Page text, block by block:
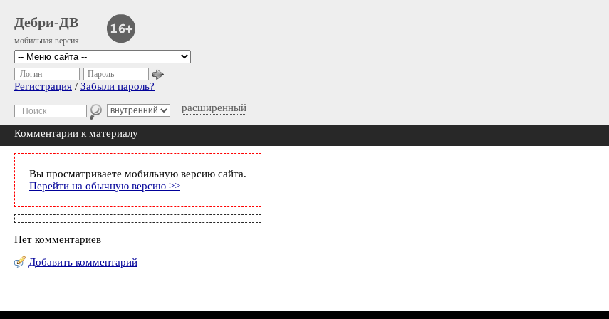
Дебри-ДВ
мобильная версия
расширенный
Логин Пароль
Регистрация / Забыли пароль?
Комментарии к материалу
Вы просматриваете мобильную версию сайта.
Перейти на обычную версию >>
Нет комментариев
Добавить комментарий